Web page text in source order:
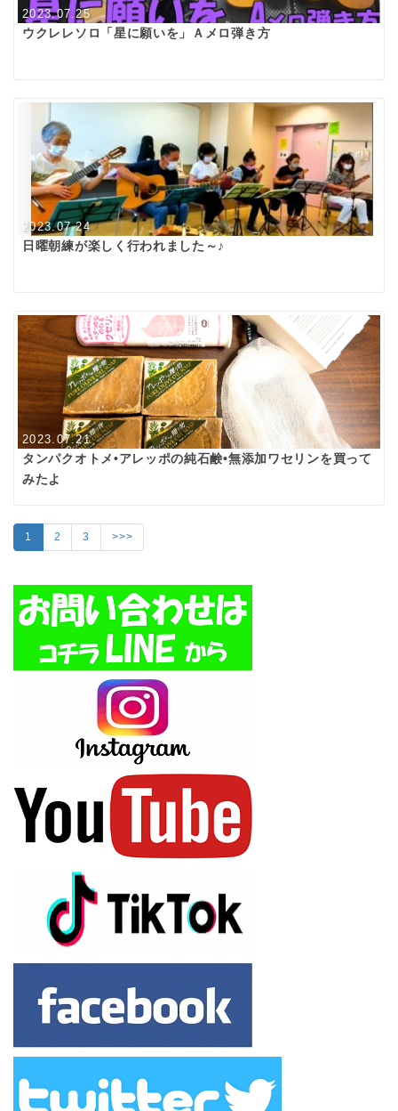
2023.07.25
ウクレレソロ「星に願いを」Ａメロ弾き方
2023.07.24
日曜朝練が楽しく行われました～♪
2023.07.21
タンパクオトメ•アレッポの純石鹸•無添加ワセリンを買って
みたよ
1 2 3 >>>